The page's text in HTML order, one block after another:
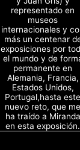
representado en
museos
internacionales y
más un centenar
exposiciones por
el mundo y de
permanente en
Alemania, Francia,
Estados Unidos,
Portugal,hasta este
nuevo reto, que me
ha traído a Miranda
en esta exposición.